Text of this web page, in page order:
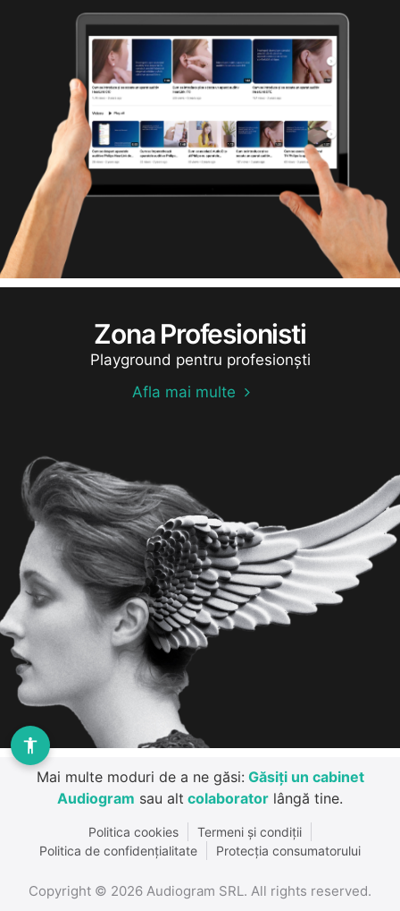
Zona Profesionisti
Playground pentru profesionști
Afla mai multe
Mai multe moduri de a ne găsi: Găsiți un cabinet
Audiogram sau alt colaborator lângă tine.
Politica cookies
Termeni și condiții
Politica de confidențialitate
Protecția consumatorului
Copyright © 2026 Audiogram SRL. All rights reserved.